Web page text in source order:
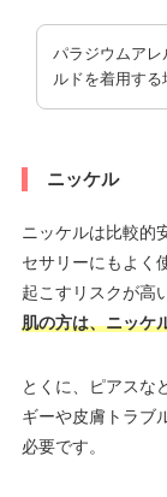
パラジウムア
ルドを着用する
ニッケル
ニッケルは比較的
セサリーにもよく
起こすリスクが高
肌の方は、ニッケ
とくに、ピアスな
ギーや皮膚トラブ
必要です。